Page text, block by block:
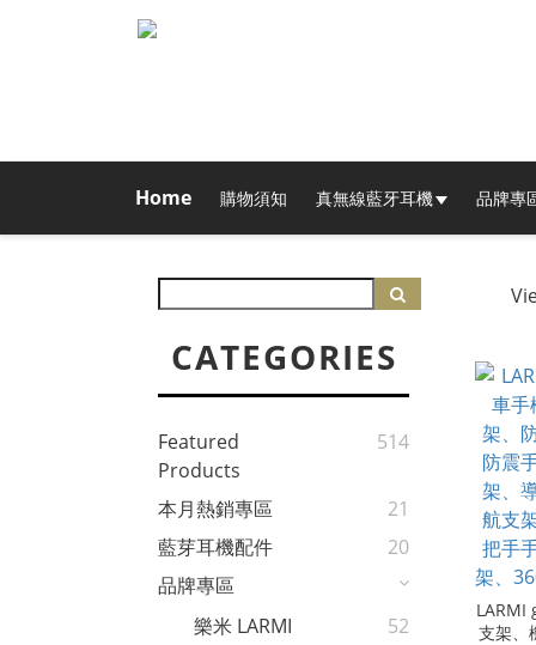
Home 購物須知 真無線藍牙耳機 品牌專
CATEGORIES
Featured
Products
514
本月熱銷專區
21
藍芽耳機配件
20
品牌專區
樂米 LARMI
52
LARMI
支架、